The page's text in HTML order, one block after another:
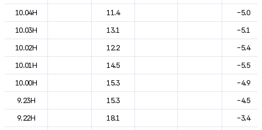
10.04H
11.4
-5.0
10.03H
13.1
-5.1
10.02H
12.2
-5.4
10.01H
14.5
-5.5
10.00H
15.3
-4.9
9.23H
15.3
-4.5
9.22H
18.1
-3.4